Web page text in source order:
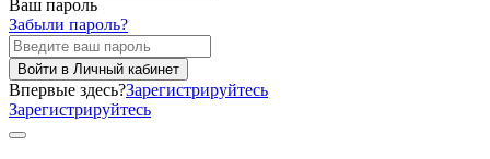
Ваш пароль
Забыли пароль?
Войти в Личный кабинет
Впервые здесь?Зарегистрируйтесь
Зарегистрируйтесь